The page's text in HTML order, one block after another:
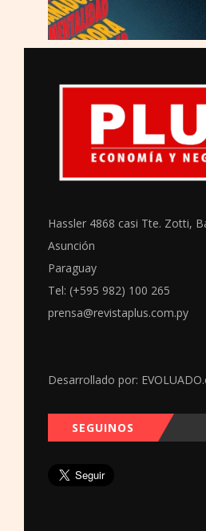
Hassler 4868 casi Tte. Zotti,
Asunción
Paraguay
Tel: (+595 982) 100 265
prensa@revistaplus.com.py
Desarrollado por:
SEGUINOS